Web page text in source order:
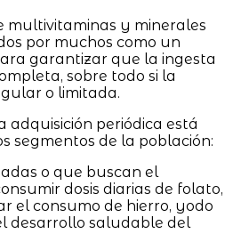
multivitaminas y minerales
por muchos como un
garantizar que la ingesta
sobre todo si la
o limitada.
adquisición periódica está
segmentos de la población:
o que buscan el
dosis diarias de folato,
el consumo de hierro, yodo
desarrollo saludable del